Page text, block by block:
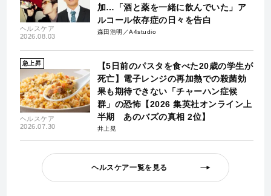
ヘルスケア
2026.08.03
加…「酒と薬を一緒に飲んでいた」ア
ルコール依存症の日々を告白
森田浩明／A4studio
急上昇
ヘルスケア
2026.07.30
【5日前のパスタを食べた20歳の学生が
死亡】電子レンジの再加熱での殺菌効
果も期待できない「チャーハン症候
群」の恐怖【2026 集英社オンライン上
半期 あのバズの真相 2位】
井上晃
ヘルスケア一覧を見る